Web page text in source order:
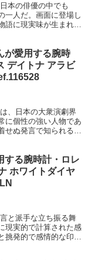
本の俳優の中でも
一人だ。画面に登場し
語に現実味が生まれ
が愛用する腕時
デイトナ アラビ
、日本の大衆演劇界
に個性の強い人物であ
ぬ発言で知られるタ
する腕時計・ロレ
ホワイトダイヤ
と派手な立ち振る舞
現実的で計算された感
発的で感情的な印象